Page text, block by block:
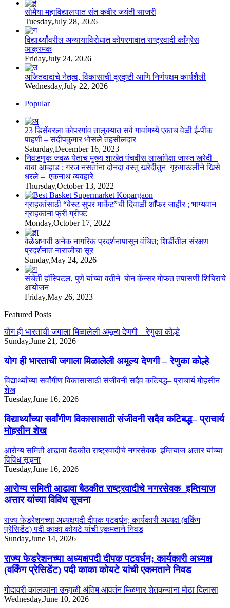
सोमैया महाविद्यालयात संत कबीर जयंती साजरी
Tuesday,July 28, 2026
विद्यार्थ्यांवरील अन्यायाविरोधात कोपरगावात राष्ट्रवादी काँग्रेस
आक्रमक
Friday,July 24, 2026
अजितदादांचे नेतृत्व, विकासाची दूरदृष्टी आणि निर्णयक्षम कार्यशैली
Wednesday,July 22, 2026
Popular
23 डिसेंबरला कोपरगांव तालुक्‍यात सर्व गावांमध्ये एकाच वेळी ई-पीक
पाहणी – संदीपकुमार भोसले तहसीलदार
Saturday,December 16, 2023
निवडणुक जवळ येताच मुख्य शाखेत पंचवीस लाखांपेक्षा जास्त खरेदी –
बाबा आव्हाड ; गरज नसतांना दोनदा वस्तु खरेदीतुन गूरुमाऊलीने खिसे
धरले – एकनाथ व्यवहारे
Thursday,October 13, 2022
ग्राहकांसाठी “बेस्ट सुपर मार्केट”ची दिवाळी आॕफर जाहीर ; भाग्यवान
ग्राहकांना फ्री ग्रीफ्ट
Monday,October 17, 2022
वेळेअभावी अनेक नागरिक प्रदर्शनापासून वंचित; शिर्डीतील संरक्षण
प्रदर्शनात नाराजीचा सूर
Sunday,May 24, 2026
संचेती हॉस्पिटल, पुणे यांच्या वतीने बोन कॅन्सर मोफत तपासणी शिबिराचे
आयोजन
Friday,May 26, 2023
Featured Posts
योग ही भारताची जगाला मिळालेली अमूल्य देणगी – रेणुका कोल्हे
Sunday,June 21, 2026
योग ही भारताची जगाला मिळालेली अमूल्य देणगी – रेणुका कोल्हे
विद्यार्थ्यांच्या सर्वांगीण विकासासाठी संजीवनी सदैव कटिबद्ध– प्राचार्य मोहसीन
शेख
Tuesday,June 16, 2026
विद्यार्थ्यांच्या सर्वांगीण विकासासाठी संजीवनी सदैव कटिबद्ध– प्राचार्य
मोहसीन शेख
आरोग्य समिती आढावा बैठकीत राष्ट्रवादीचे नगरसेवक इम्तियाज अत्तार यांच्या
विविध सूचना
Tuesday,June 16, 2026
आरोग्य समिती आढावा बैठकीत राष्ट्रवादीचे नगरसेवक इम्तियाज
अत्तार यांच्या विविध सूचना
राज्य फेडरेशनच्या अध्यक्षपदी दीपक पटवर्धन; कार्यकारी अध्यक्ष (वर्किंग
प्रेसिडेंट) पदी काका कोयटे यांची एकमताने निवड
Sunday,June 14, 2026
राज्य फेडरेशनच्या अध्यक्षपदी दीपक पटवर्धन; कार्यकारी अध्यक्ष
(वर्किंग प्रेसिडेंट) पदी काका कोयटे यांची एकमताने निवड
गोदावरी कालव्यांना उन्हाळी अंतिम आवर्तन मिळणार शेतकऱ्यांना मोठा दिलासा
Wednesday,June 10, 2026